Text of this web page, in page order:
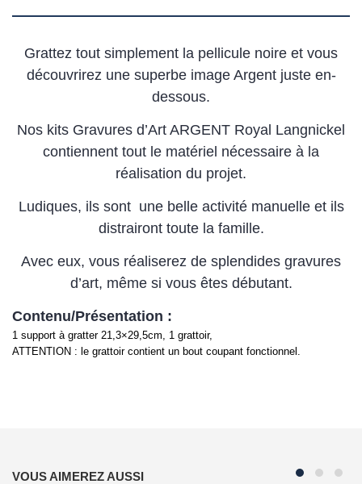
Grattez tout simplement la pellicule noire et vous
découvrirez une superbe image Argent juste en-
dessous.
Nos kits Gravures d’Art ARGENT Royal Langnickel
contiennent tout le matériel nécessaire à la
réalisation du projet.
Ludiques, ils sont une belle activité manuelle et ils
distrairont toute la famille.
Avec eux, vous réaliserez de splendides gravures
d’art, même si vous êtes débutant.
Contenu/Présentation :
1 support à gratter 21,3×29,5cm, 1 grattoir,
ATTENTION : le grattoir contient un bout coupant fonctionnel.
VOUS AIMEREZ AUSSI